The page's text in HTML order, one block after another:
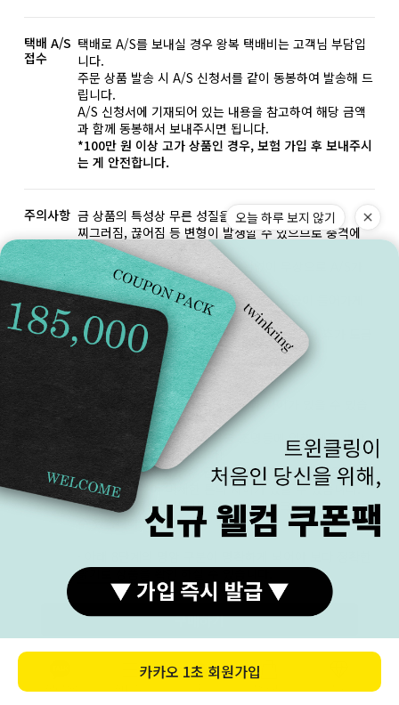
구매하기
택배 A/S
접수
택배로 A/S를 보내실 경우 왕복 택배비는 고객님 부담입
니다.
주문 상품 발송 시 A/S 신청서를 같이 동봉하여 발송해 드
립니다.
A/S 신청서에 기재되어 있는 내용을 참고하여 해당 금액
과 함께 동봉해서 보내주시면 됩니다.
*100만 원 이상 고가 상품인 경우, 보험 가입 후 보내주시
는 게 안전합니다.
주의사항 금 상품의 특성상 무른 성질을 가지고 있습니다.
찌그러짐, 끊어짐 등 변형이 발생할 수 있으므로 충격에
유의하여 사용해 주세요.
이러한 변경은 기간과 횟수에 상관없이 무상으로 A/S가
가능합니다.(왕복 택배비 본인 부담)
*화이트 골드는 제작 후 마무리 단계에 도금이 들어가게
됩니다.
착용자의 관리에 따라 도금이 벗겨질 수 있으며 추가 도금
작업이 가능합니다.(추가 요금 발생)
해상도
· 모니터 해상도에 따라 실제 색상과 차이가 있을 수 있습
(제품의 이미지는 자연광, 촬영 조명등에 의해 제품 색상
이 다르게 보일 수 있습니다)
· 로즈 골드 색상의 경우 금속 배합 과정이 수작업으로 이
루어지기 때문에 미세한 톤의 차이가 있을 수 있습니다.
· 주얼리의 특성상 세팅된 원석의 모양, 크기, 컬러가 다를
수 있습니다.
밝기로 상품을 확인 하실 수 있습니다.
저작권
본 홈페이지 내의 모든 이미지, 문구, 콘텐츠 등에 대한 권
리를 트윈클링에 있으며,
저작권 및 디자인 보호법에 의거하여 허가 없이 무단 사용
오늘 하루 보지 않기
카카오 1초 회원가입